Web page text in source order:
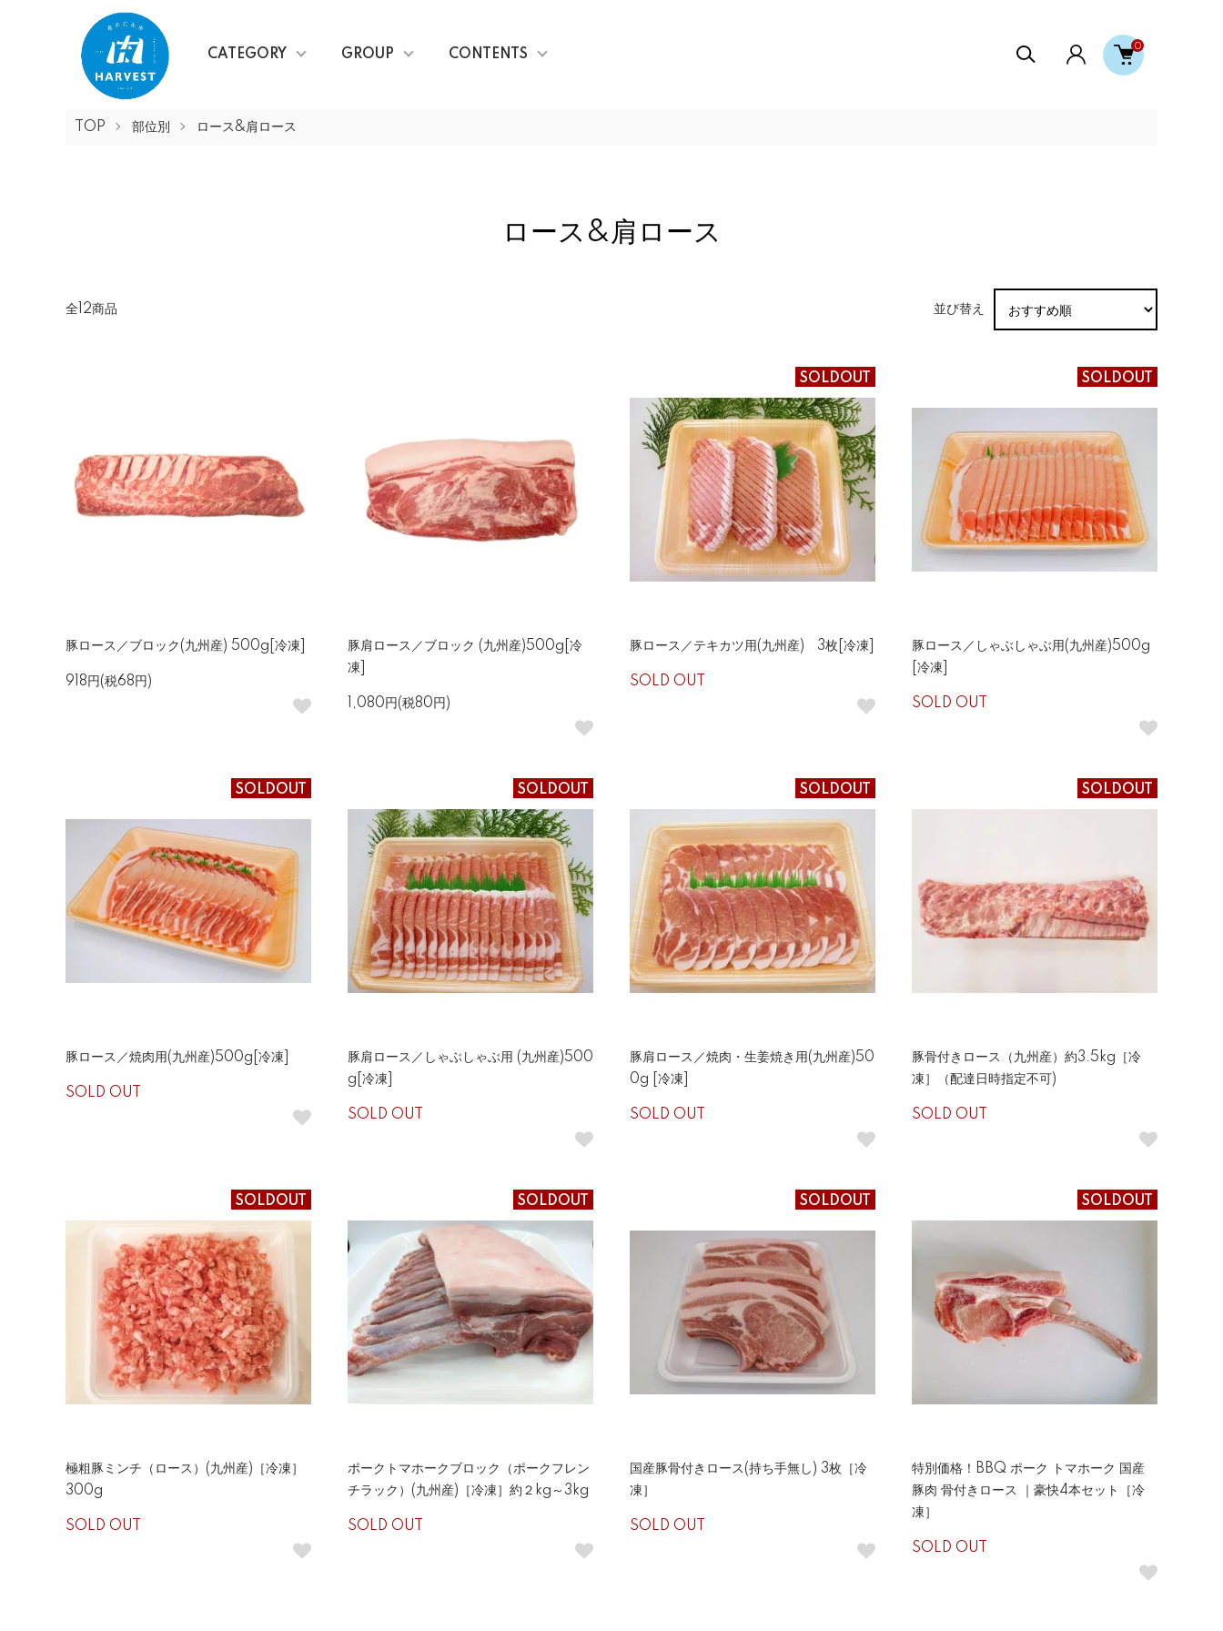
CATEGORY GROUP CONTENTS
0
TOP 部位別 ロース&肩ロース
ロース&肩ロース
全12商品 並び替え
豚ロース／ブロック(九州産) 500g[冷凍]
918円(税68円)
豚肩ロース／ブロック (九州産)500g[冷
凍]
1,080円(税80円)
SOLDOUT
豚ロース／テキカツ用(九州産) 3枚[冷凍]
SOLD OUT
SOLDOUT
豚ロース／しゃぶしゃぶ用(九州産)500g
[冷凍]
SOLD OUT
SOLDOUT
豚ロース／焼肉用(九州産)500g[冷凍]
SOLD OUT
SOLDOUT
豚肩ロース／しゃぶしゃぶ用 (九州産)500
g[冷凍]
SOLD OUT
SOLDOUT
豚肩ロース／焼肉・生姜焼き用(九州産)50
0g [冷凍]
SOLD OUT
SOLDOUT
豚骨付きロース（九州産）約3.5kg［冷
凍］（配達日時指定不可)
SOLD OUT
SOLDOUT
極粗豚ミンチ（ロース）(九州産)［冷凍］
300g
SOLD OUT
SOLDOUT
ポークトマホークブロック（ポークフレン
チラック）(九州産)［冷凍］約２kg～3kg
SOLD OUT
SOLDOUT
国産豚骨付きロース(持ち手無し) 3枚［冷
凍］
SOLD OUT
SOLDOUT
特別価格！BBQ ポーク トマホーク 国産
豚肉 骨付きロース ｜豪快4本セット［冷
凍］
SOLD OUT